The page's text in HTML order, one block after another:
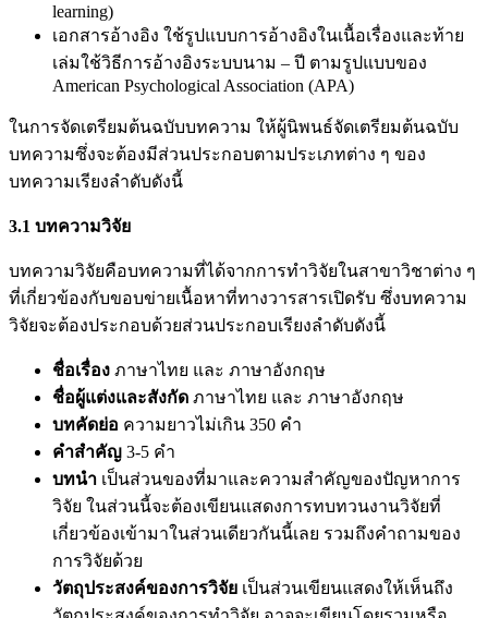
learning)
เอกสารอ้างอิง ใช้รูปแบบการอ้างอิงในเนื้อเรื่องและท้าย
เล่มใช้วิธีการอ้างอิงระบบนาม – ปี ตามรูปแบบของ
American Psychological Association (APA)
ในการจัดเตรียมต้นฉบับบทความ ให้ผู้นิพนธ์จัดเตรียมต้นฉบับ
บทความซึ่งจะต้องมีส่วนประกอบตามประเภทต่าง ๆ ของ
บทความเรียงลำดับดังนี้
3.1 บทความวิจัย
บทความวิจัยคือบทความที่ได้จากการทำวิจัยในสาขาวิชาต่าง ๆ
ที่เกี่ยวข้องกับขอบข่ายเนื้อหาที่ทางวารสารเปิดรับ ซึ่งบทความ
วิจัยจะต้องประกอบด้วยส่วนประกอบเรียงลำดับดังนี้
ชื่อเรื่อง ภาษาไทย และ ภาษาอังกฤษ
ชื่อผู้แต่งและสังกัด ภาษาไทย และ ภาษาอังกฤษ
บทคัดย่อ ความยาวไม่เกิน 350 คำ
คำสำคัญ 3-5 คำ
บทนำ เป็นส่วนของที่มาและความสำคัญของปัญหาการ
วิจัย ในส่วนนี้จะต้องเขียนแสดงการทบทวนงานวิจัยที่
เกี่ยวข้องเข้ามาในส่วนเดียวกันนี้เลย รวมถึงคำถามของ
การวิจัยด้วย
วัตถุประสงค์ของการวิจัย เป็นส่วนเขียนแสดงให้เห็นถึง